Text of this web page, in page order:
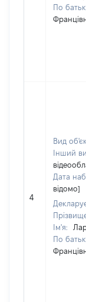
По
4
Вид
Інший
Дата
відомо]
Ім'я:
По